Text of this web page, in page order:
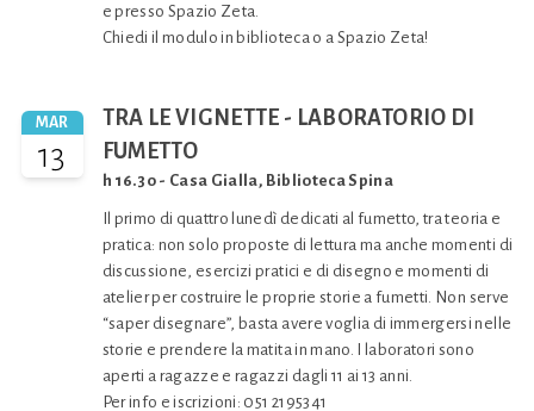
e presso Spazio Zeta.
Chiedi il modulo in biblioteca o a Spazio Zeta!
MAR
13
TRA LE VIGNETTE - LABORATORIO DI
FUMETTO
h 16.30 - Casa Gialla, Biblioteca Spina
Il primo di quattro lunedì dedicati al fumetto, tra teoria e
pratica: non solo proposte di lettura ma anche momenti di
discussione, esercizi pratici e di disegno e momenti di
atelier per costruire le proprie storie a fumetti. Non serve
“saper disegnare”, basta avere voglia di immergersi nelle
storie e prendere la matita in mano. I laboratori sono
aperti a ragazze e ragazzi dagli 11 ai 13 anni.
Per info e iscrizioni: 051 2195341